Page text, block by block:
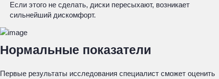
Если этого не сделать, диски пересыхают, возникает
сильнейший дискомфорт.
Нормальные показатели
Первые результаты исследования специалист сможет оценить